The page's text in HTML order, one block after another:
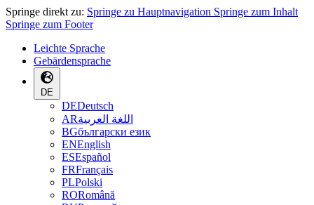
Springe direkt zu: Springe zu Hauptnavigation Springe zum Inhalt
Springe zum Footer
Leichte Sprache
Gebärdensprache
DE
DEDeutsch
ARاللغة العربية
BGбългарски език
ENEnglish
ESEspañol
FRFrançais
PLPolski
RORomână